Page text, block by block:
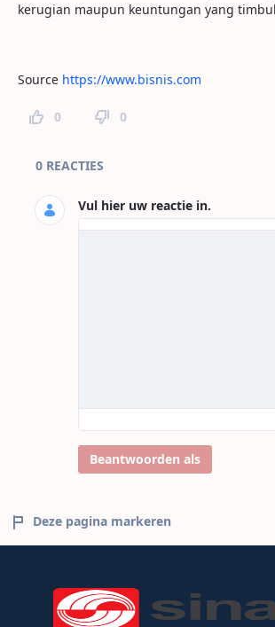
kerugian maupun keuntungan yang
Source https://www.bisnis.com
0 0
Paginareacties
0 REACTIES
Vul hier uw reactie in.
Beantwoorden als
Deze pagina markeren